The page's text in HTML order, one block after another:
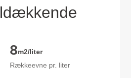
8m2/liter
Rækkeevne pr. liter